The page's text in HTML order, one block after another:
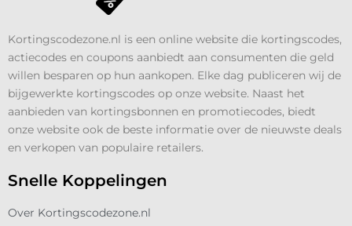
Kortingscodezone.nl is een online website die kortingscodes,
actiecodes en coupons aanbiedt aan consumenten die geld
willen besparen op hun aankopen. Elke dag publiceren wij de
bijgewerkte kortingscodes op onze website. Naast het
aanbieden van kortingsbonnen en promotiecodes, biedt
onze website ook de beste informatie over de nieuwste deals
en verkopen van populaire retailers.
Snelle Koppelingen
Over Kortingscodezone.nl